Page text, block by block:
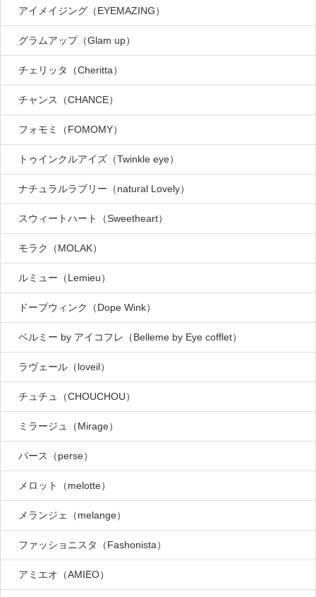
アイメイジング（EYEMAZING）
グラムアップ（Glam up）
チェリッタ（Cheritta）
チャンス（CHANCE）
フォモミ（FOMOMY）
トゥインクルアイズ（Twinkle eye）
ナチュラルラブリー（natural Lovely）
スウィートハート（Sweetheart）
モラク（MOLAK）
ルミュー（Lemieu）
ドープウィンク（Dope Wink）
ベルミー by アイコフレ（Belleme by Eye cofflet）
ラヴェール（loveil）
チュチュ（CHOUCHOU）
ミラージュ（Mirage）
パース（perse）
メロット（melotte）
メランジェ（melange）
ファッショニスタ（Fashonista）
アミエオ（AMIEO）